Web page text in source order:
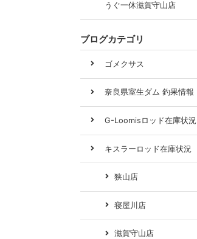
うぐ一休滋賀守山店
ブログカテゴリ
ゴメクサス
奈良県室生ダム 釣果情報
G-Loomisロッド在庫状況
キスラーロッド在庫状況
狭山店
寝屋川店
滋賀守山店